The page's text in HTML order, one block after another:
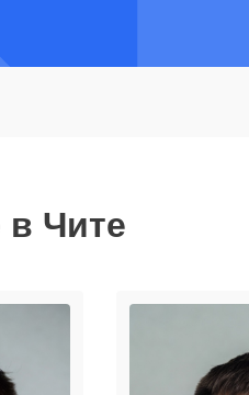
в Чите